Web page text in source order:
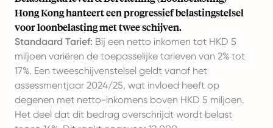
Hong Kong hanteert een progressief belastingstelsel
voor loonbelasting met twee schijven.
Standaard Tarief: Bij een netto inkomen tot HKD 5
miljoen variëren de toepasselijke tarieven van 2% tot
17%. Een tweeschijvenstelsel geldt vanaf het
assessmentjaar 2024/25, wat invloed heeft op
degenen met netto-inkomens boven HKD 5 miljoen.
Het deel dat dit bedrag overschrijdt wordt belast